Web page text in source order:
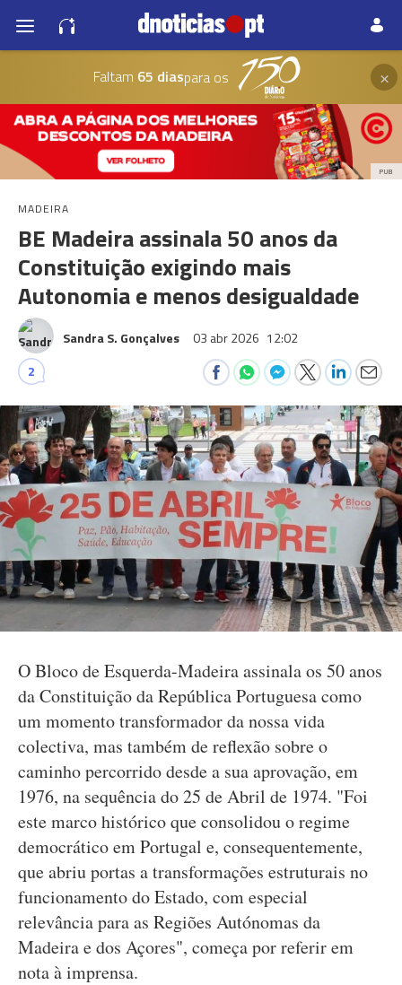
Faltam 65 diaspara os ×
PUB
MADEIRA
BE Madeira assinala 50 anos da
Constituição exigindo mais
Autonomia e menos desigualdade
Sandra S. Gonçalves 03 abr 2026 12:02
2
O Bloco de Esquerda-Madeira assinala os 50 anos
da Constituição da República Portuguesa como
um momento transformador da nossa vida
colectiva, mas também de reflexão sobre o
caminho percorrido desde a sua aprovação, em
1976, na sequência do 25 de Abril de 1974. "Foi
este marco histórico que consolidou o regime
democrático em Portugal e, consequentemente,
que abriu portas a transformações estruturais no
funcionamento do Estado, com especial
relevância para as Regiões Autónomas da
Madeira e dos Açores", começa por referir em
nota à imprensa.